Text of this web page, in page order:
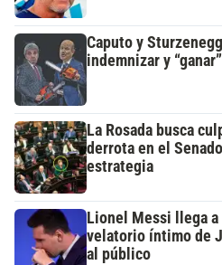
Caputo y
indemnizar y
La Rosada busca
derrota en el
estrategia
Lionel Messi llega
velatorio íntimo de
al público